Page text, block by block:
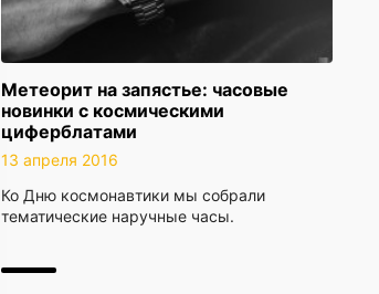
Метеорит на запястье: часовые
новинки с космическими
циферблатами
13 апреля 2016
Ко Дню космонавтики мы собрали
тематические наручные часы.